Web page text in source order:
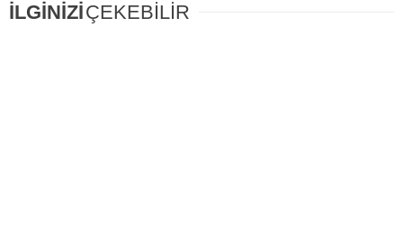
İLGİNİZİÇEKEBİLİR